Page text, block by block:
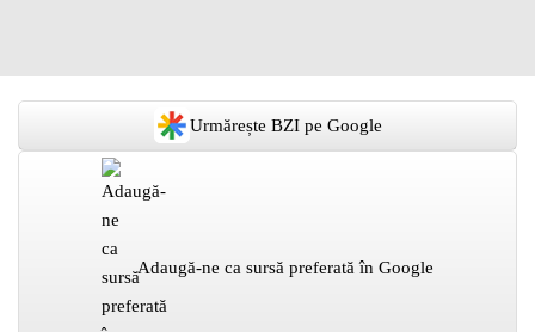
Urmărește BZI pe Google
Adaugă-ne ca sursă preferată în Google